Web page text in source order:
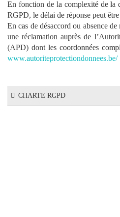
En fonction de la complexité de la
RGPD, le délai de réponse peut
En cas de désaccord ou absence
une réclamation auprès de
(APD) dont les coordonnées
www.autoriteprotectiondonnees.be/
CHARTE RGPD